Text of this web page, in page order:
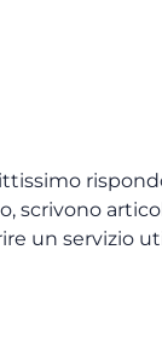
scrivono
un servizio